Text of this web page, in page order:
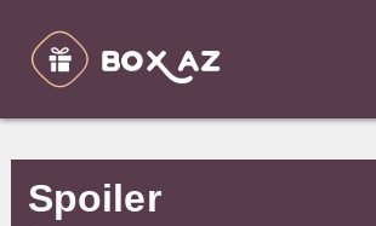
content
Spoiler